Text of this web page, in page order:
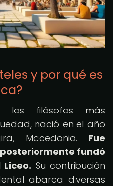
y por qué es
los filósofos más
nació en el año
Macedonia. Fue
fundó
Su contribución
abarca diversas